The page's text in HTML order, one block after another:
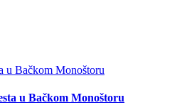
u Bačkom Monoštoru